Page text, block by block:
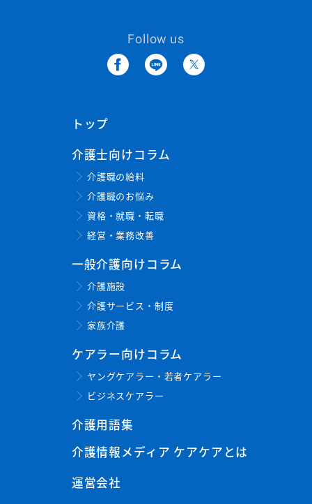
Follow us
トップ
介護士向けコラム
介護職の給料
介護職のお悩み
資格・就職・転職
経営・業務改善
一般介護向けコラム
介護施設
介護サービス・制度
家族介護
ケアラー向けコラム
ヤングケアラー・若者ケアラー
ビジネスケアラー
介護用語集
介護情報メディア ケアケアとは
運営会社